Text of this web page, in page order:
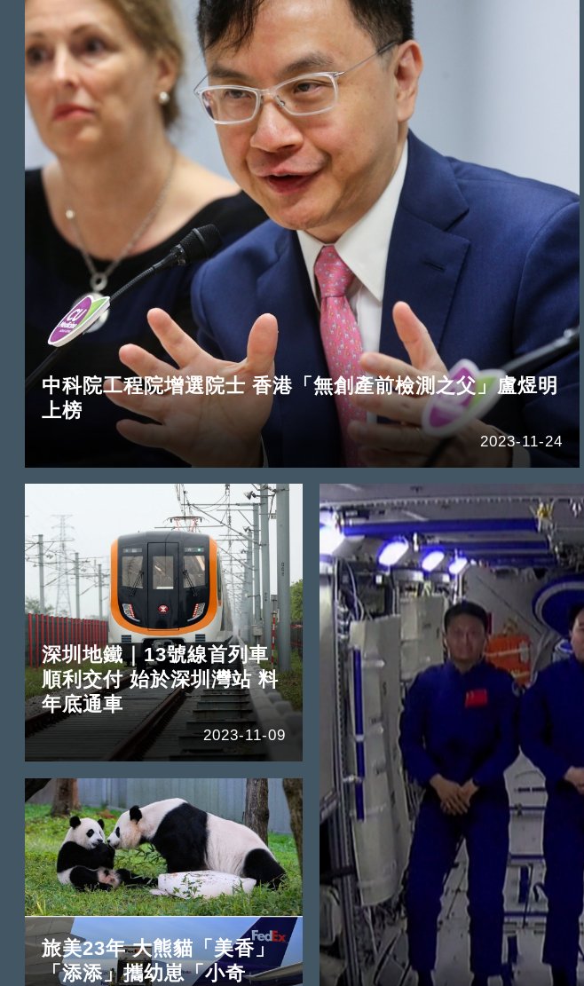
中科院工程院增選院士 香港「無創產前檢測之父」盧煜明
上榜
2023-11-24
深圳地鐵｜13號線首列車
順利交付 始於深圳灣站 料
年底通車
2023-11-09
旅美23年 大熊貓「美香」
「添添」攜幼崽「小奇